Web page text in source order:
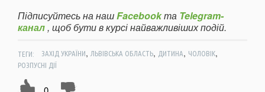
Підписуйтесь на нашFacebookта Telegram-
канал, щоб бути в курсі найважливіших подій.
ТЕГИ: ЗАХІД УКРАЇНИ, ЛЬВІВСЬКА ОБЛАСТЬ, ДИТИНА, ЧОЛОВІК,
РОЗПУСНІ ДІЇ